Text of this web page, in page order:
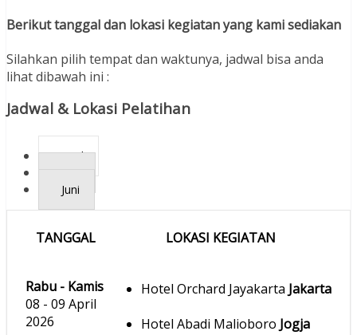
Berikut tanggal dan lokasi kegiatan yang kami sediakan
Silahkan pilih tempat dan waktunya, jadwal bisa anda
lihat dibawah ini :
Jadwal & Lokasi Pelatihan
April
Juni
TANGGAL LOKASI KEGIATAN
Rabu - Kamis
08 - 09 April
2026
Hotel Orchard Jayakarta Jakarta
Hotel Abadi Malioboro Jogja